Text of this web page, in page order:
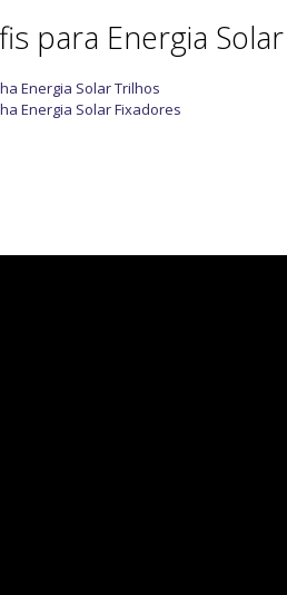
para Energia Solar
Energia Solar Trilhos
Energia Solar Fixadores